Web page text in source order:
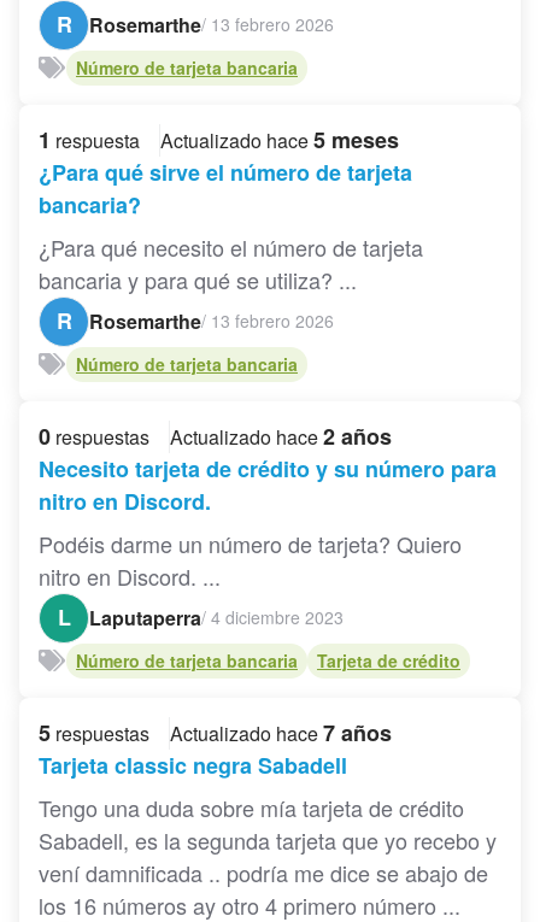
R
Rosemarthe/ 13 febrero 2026
Número de tarjeta bancaria
1 respuesta Actualizado hace5 meses
¿Para qué sirve el número de tarjeta
bancaria?
¿Para qué necesito el número de tarjeta
bancaria y para qué se utiliza? ...
R
Rosemarthe/ 13 febrero 2026
Número de tarjeta bancaria
0 respuestas Actualizado hace2 años
Necesito tarjeta de crédito y su número para
nitro en Discord.
Podéis darme un número de tarjeta? Quiero
nitro en Discord. ...
L
Laputaperra/ 4 diciembre 2023
Número de tarjeta bancaria
Tarjeta de crédito
5 respuestas Actualizado hace7 años
Tarjeta classic negra Sabadell
Tengo una duda sobre mía tarjeta de crédito
Sabadell, es la segunda tarjeta que yo recebo y
vení damnificada .. podría me dice se abajo de
los 16 números ay otro 4 primero número ...